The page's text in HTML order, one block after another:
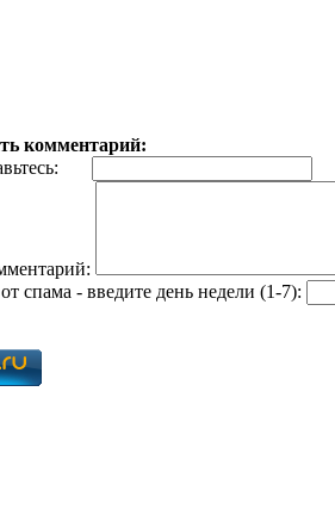
комментарий:
спама - введите день недели (1-7):